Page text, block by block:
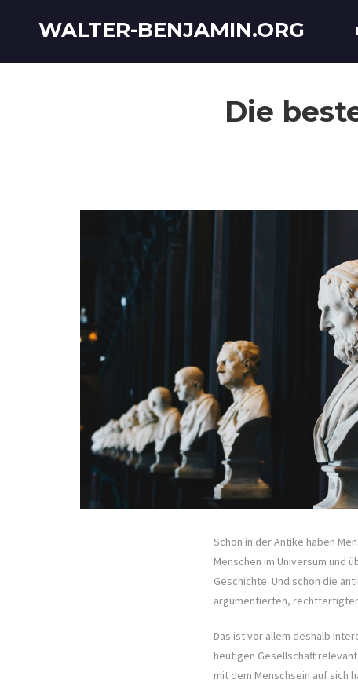
WALTER-BENJAMIN.ORG
Die
Schon in der Antike haben
Menschen im Universum und
Geschichte. Und schon die
argumentierten,
Das ist vor allem deshalb
heutigen Gesellschaft
mit dem Menschsein auf sich